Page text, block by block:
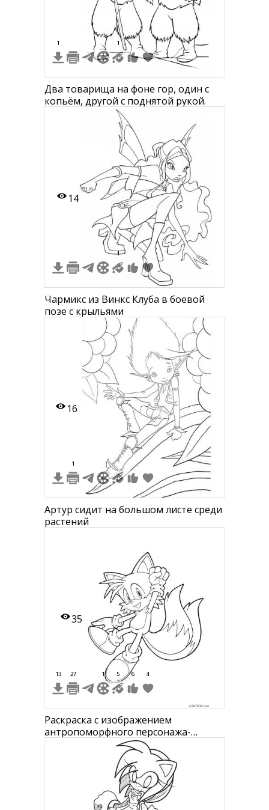
1 1
Два товарища на фоне гор, один с
копьём, другой с поднятой рукой.
14
1
Чармикс из Винкс Клуба в боевой
позе с крыльями
16
1
Артур сидит на большом листе среди
растений
35
13 27 1 5 6 4
Раскраска с изображением
антропоморфного персонажа-
фенека в динамичной позе,
характерные большие уши, два
хвоста, поднятая лапа в
приветственном жесте, ботинки и